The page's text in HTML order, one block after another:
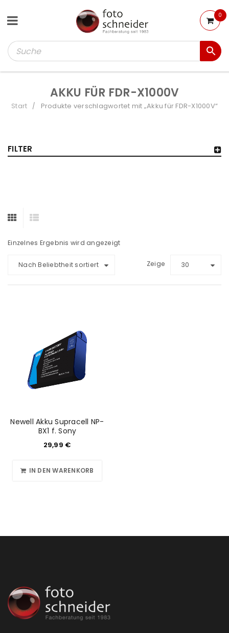
0
AKKU FÜR FDR-X1000V
Start / Produkte verschlagwortet mit „Akku für FDR-X1000V“
FILTER
Einzelnes Ergebnis wird angezeigt
Nach Beliebtheit sortiert Zeige 30
Newell Akku Supracell NP-
BX1 f. Sony
29,99 €
IN DEN WARENKORB